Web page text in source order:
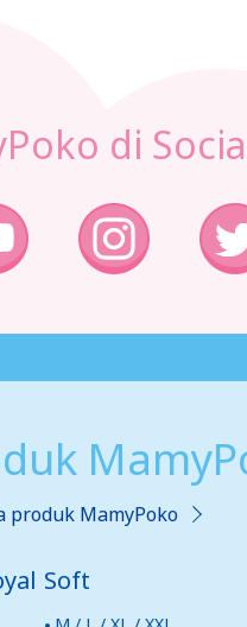
di
produk MamyPoko
Soft